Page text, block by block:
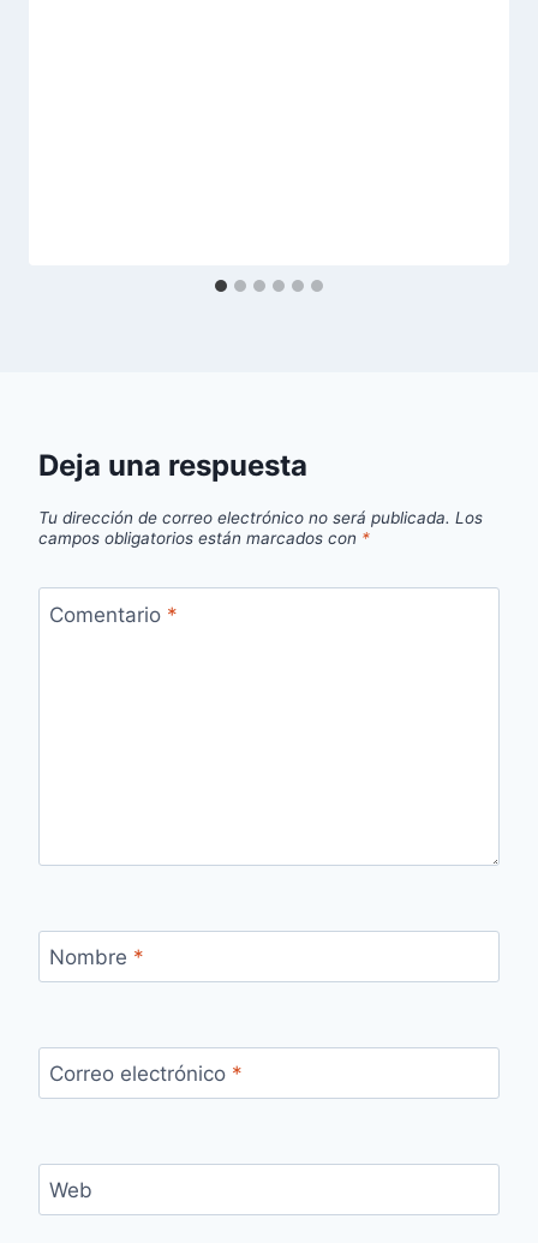
Deja una respuesta
Tu dirección de correo electrónico no será publicada. Los
campos obligatorios están marcados con *
Comentario *
Nombre *
Correo electrónico *
Web